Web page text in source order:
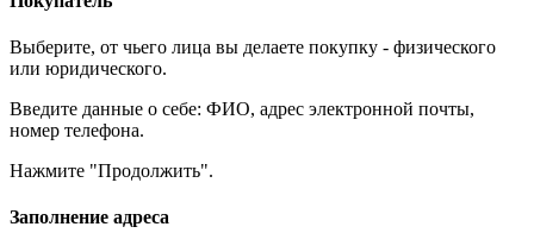
Выберите, от чьего лица вы делаете покупку - физического
или юридического.
Введите данные о себе: ФИО, адрес электронной почты,
номер телефона.
Нажмите "Продолжить".
Заполнение адреса